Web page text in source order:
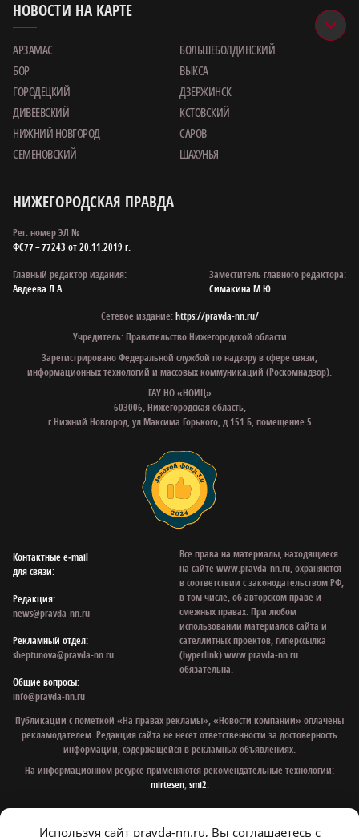
НОВОСТИ НА КАРТЕ
АРЗАМАС
БОЛЬШЕБОЛДИНСКИЙ
БОР
ВЫКСА
ГОРОДЕЦКИЙ
ДЗЕРЖИНСК
ДИВЕЕВСКИЙ
КСТОВСКИЙ
НИЖНИЙ НОВГОРОД
САРОВ
СЕМЕНОВСКИЙ
ШАХУНЬЯ
НИЖЕГОРОДСКАЯ ПРАВДА
Рег. номер ЭЛ №
ФС77 – 77243 от 20.11.2019 г.
Главный редактор издания:
Авдеева Л.А.
Заместитель главного редактора:
Симакина М.Ю.
Сетевое издание:https://pravda-nn.ru/
Учредитель: Правительство Нижегородской области
Зарегистрировано Федеральной службой по надзору в сфере связи,
информационных технологий и массовых коммуникаций (Роскомнадзор).
ГАУ НО «НОИЦ»
603006, Нижегородская область,
г.Нижний Новгород, ул.Максима Горького, д.151 Б, помещение 5
Контактные e‑mail
для связи:
Редакция:
news@pravda-nn.ru
Рекламный отдел:
sheptunova@pravda-nn.ru
Общие вопросы:
info@pravda-nn.ru
Все права на материалы, находящиеся
на сайте www.pravda-nn.ru, охраняются
в соответствии с законодательством РФ,
в том числе, об авторском праве и
смежных правах. При любом
использовании материалов сайта и
сателлитных проектов, гиперссылка
(hyperlink) www.pravda-nn.ru
обязательна.
Публикации с пометкой «На правах рекламы», «Новости компании» оплачены
рекламодателем. Редакция сайта не несет ответственности за достоверность
информации, содержащейся в рекламных объявлениях.
На информационном ресурсе применяются рекомендательные технологии:
mirtesen,smi2.
Используя сайт pravda-nn.ru, Вы соглашаетесь с